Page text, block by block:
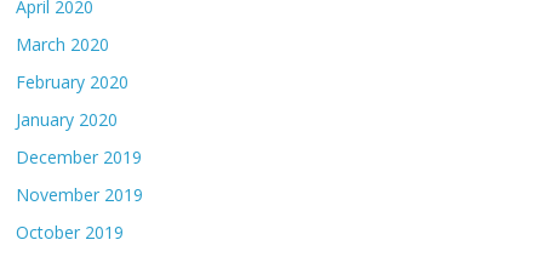
April 2020
March 2020
February 2020
January 2020
December 2019
November 2019
October 2019